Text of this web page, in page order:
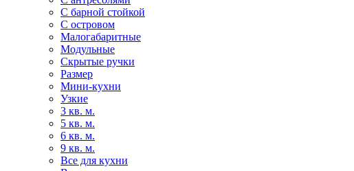
С барной стойкой
С островом
Малогабаритные
Модульные
Скрытые ручки
Размер
Мини-кухни
Узкие
3 кв. м.
5 кв. м.
6 кв. м.
9 кв. м.
Все для кухни